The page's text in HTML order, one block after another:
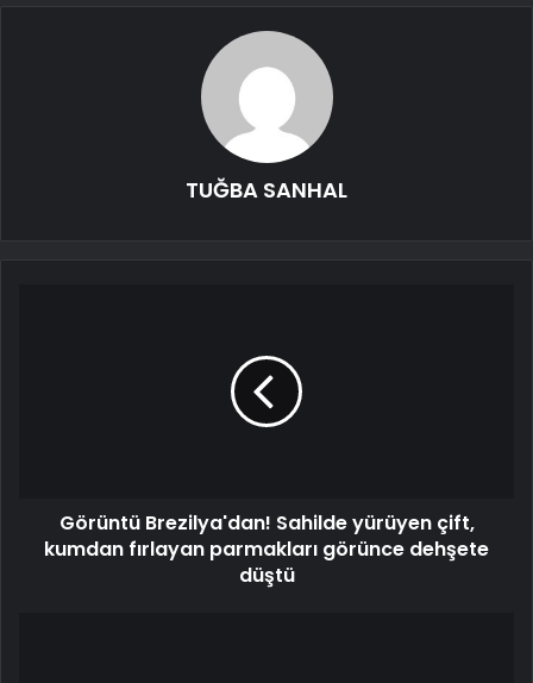
TUĞBA SANHAL
Görüntü Brezilya'dan! Sahilde yürüyen çift,
kumdan fırlayan parmakları görünce dehşete
düştü